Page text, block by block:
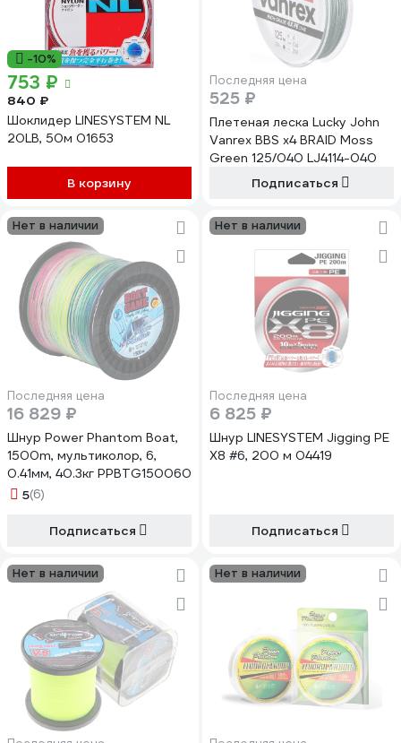
-10%
753 ₽
840 ₽
Шоклидер LINESYSTEM NL
20LB, 50м 01653
В корзину
Последняя цена
525 ₽
Плетеная леска Lucky John
Vanrex BBS х4 BRAID Moss
Green 125/040 LJ4114-040
Подписаться
Нет в наличии
Последняя цена
16 829 ₽
Шнур Power Phantom Boat,
1500m, мультиколор, 6,
0.41мм, 40.3кг PPBTG150060
5(6)
Подписаться
Нет в наличии
Последняя цена
6 825 ₽
Шнур LINESYSTEM Jigging PE
X8 #6, 200 м 04419
Подписаться
Нет в наличии Нет в наличии